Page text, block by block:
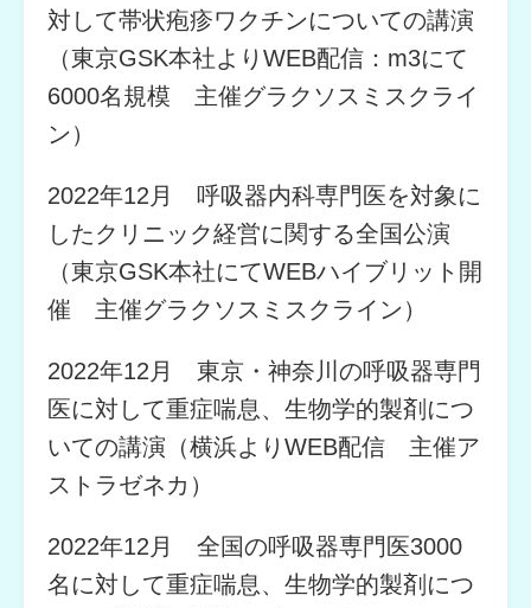
対して帯状疱疹ワクチンについての講演
（東京GSK本社よりWEB配信：m3にて
6000名規模 主催グラクソスミスクライ
ン）
2022年12月 呼吸器内科専門医を対象に
したクリニック経営に関する全国公演
（東京GSK本社にてWEBハイブリット開
催 主催グラクソスミスクライン）
2022年12月 東京・神奈川の呼吸器専門
医に対して重症喘息、生物学的製剤につ
いての講演（横浜よりWEB配信 主催ア
ストラゼネカ）
2022年12月 全国の呼吸器専門医3000
名に対して重症喘息、生物学的製剤につ